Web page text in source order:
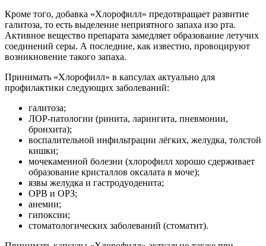
Кроме того, добавка «Хлорофилл» предотвращает развитие
галитоза, то есть выделение неприятного запаха изо рта.
Активное вещество препарата замедляет образование летучих
соединений серы. А последние, как известно, провоцируют
возникновение такого запаха.
Принимать «Хлорофилл» в капсулах актуально для
профилактики следующих заболеваний:
галитоза;
ЛОР-патологии (ринита, ларингита, пневмонии,
бронхита);
воспалительной инфильтрации лёгких, желудка, толстой
кишки;
мочекаменной болезни (хлорофилл хорошо сдерживает
образование кристаллов оксалата в моче);
язвы желудка и гастродуоденита;
ОРВ и ОРЗ;
анемии;
гипоксии;
стоматологических заболеваний (стоматит).